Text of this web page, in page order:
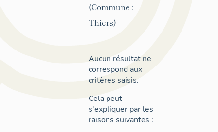
(Commune :
Thiers)
Aucun résultat ne
correspond aux
critères saisis.
Cela peut
s'expliquer par les
raisons suivantes :